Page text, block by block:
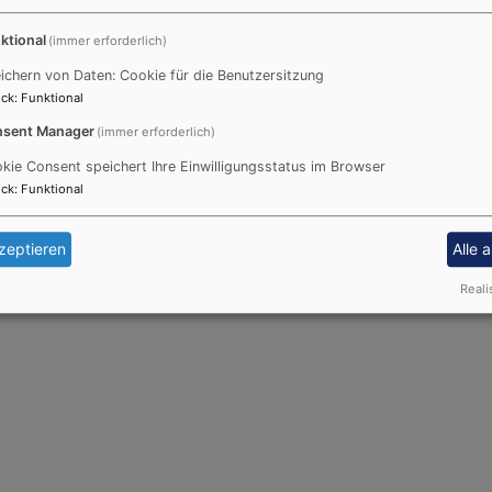
unter der Leitung von Claudia Meierhöfer ist die
familienergänzenden Erziehung.
unterstützt und in dem Umgang mit den natürlichen
(immer erforderlich)
von Daten: Cookie für die Benutzersitzung
: Funktional
Manager (immer erforderlich)
Consent speichert Ihre Einwilligungsstatus im Browser
: Funktional
Alle